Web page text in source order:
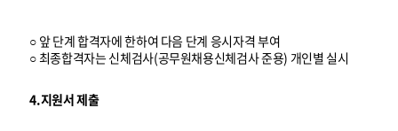
○ 앞 단계 합격자에 한하여 다음 단계 응시자격 부여
○ 최종합격자는 신체검사(공무원채용신체검사 준용) 개인별 실시
4.지원서 제출